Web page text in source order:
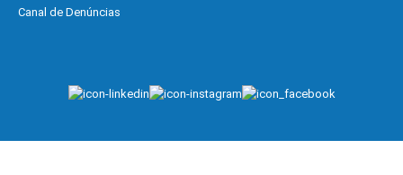
Canal de Denúncias